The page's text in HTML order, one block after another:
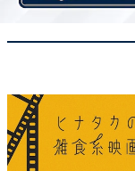
「和歌の浦温
ーシャンビュ